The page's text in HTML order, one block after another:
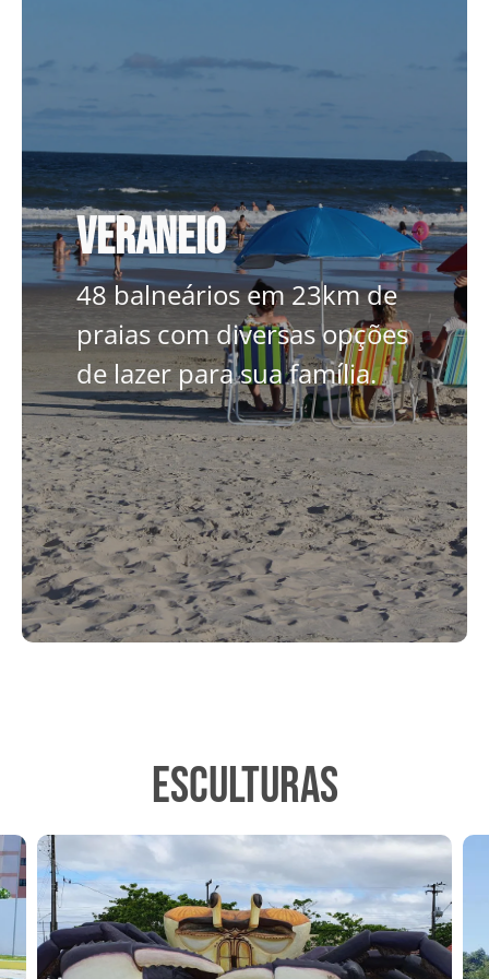
Veraneio
48 balneários em 23km de
praias com diversas opções
de lazer para sua família.
Veraneio
48 balneários em 23km de
praias com diversas opções
de lazer para sua família.
SAIBA MAIS
ESCULTURAS